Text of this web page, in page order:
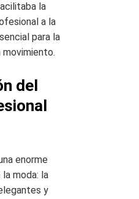
la
a la
para la
del
enorme
moda: la
y